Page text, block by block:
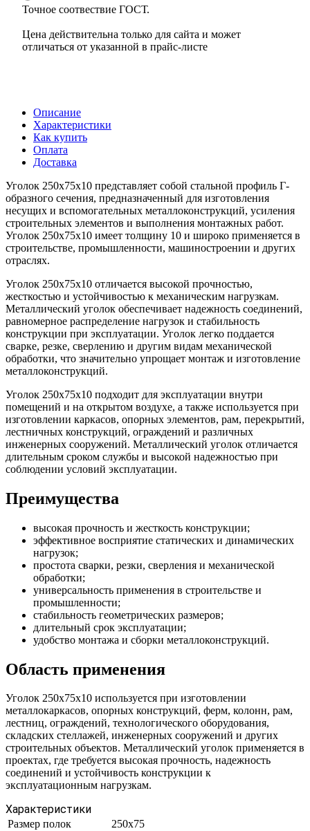
Точное соотвествие ГОСТ.
Цена действительна только для сайта и может
отличаться от указанной в прайс-листе
Описание
Характеристики
Как купить
Оплата
Доставка
Уголок 250х75х10 представляет собой стальной профиль Г-
образного сечения, предназначенный для изготовления
несущих и вспомогательных металлоконструкций, усиления
строительных элементов и выполнения монтажных работ.
Уголок 250х75х10 имеет толщину 10 и широко применяется в
строительстве, промышленности, машиностроении и других
отраслях.
Уголок 250х75х10 отличается высокой прочностью,
жесткостью и устойчивостью к механическим нагрузкам.
Металлический уголок обеспечивает надежность соединений,
равномерное распределение нагрузок и стабильность
конструкции при эксплуатации. Уголок легко поддается
сварке, резке, сверлению и другим видам механической
обработки, что значительно упрощает монтаж и изготовление
металлоконструкций.
Уголок 250х75х10 подходит для эксплуатации внутри
помещений и на открытом воздухе, а также используется при
изготовлении каркасов, опорных элементов, рам, перекрытий,
лестничных конструкций, ограждений и различных
инженерных сооружений. Металлический уголок отличается
длительным сроком службы и высокой надежностью при
соблюдении условий эксплуатации.
Преимущества
высокая прочность и жесткость конструкции;
эффективное восприятие статических и динамических
нагрузок;
простота сварки, резки, сверления и механической
обработки;
универсальность применения в строительстве и
промышленности;
стабильность геометрических размеров;
длительный срок эксплуатации;
удобство монтажа и сборки металлоконструкций.
Область применения
Уголок 250х75х10 используется при изготовлении
металлокаркасов, опорных конструкций, ферм, колонн, рам,
лестниц, ограждений, технологического оборудования,
складских стеллажей, инженерных сооружений и других
строительных объектов. Металлический уголок применяется в
проектах, где требуется высокая прочность, надежность
соединений и устойчивость конструкции к
эксплуатационным нагрузкам.
Характеристики
Размер полок
250х75